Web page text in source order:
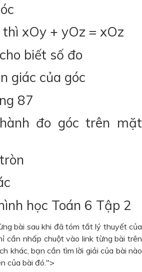
thì xOy + yOz = xOz
biết số đo
giác của góc
87
đo góc trên mặt
học Toán 6 Tập 2
bài sau khi đã tóm tắt lý thuyết của
cần nhấp chuột vào link từng bài trên
khác, bạn cần tìm lời giải của bài nào
của bài đó. ">